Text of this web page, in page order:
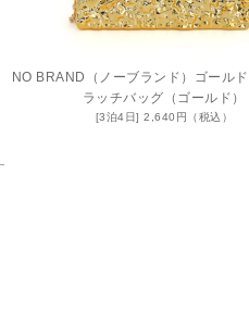
NO BRAND（ノーブランド）ゴール
ラッチバッグ（ゴールド）
2,640円（税込）